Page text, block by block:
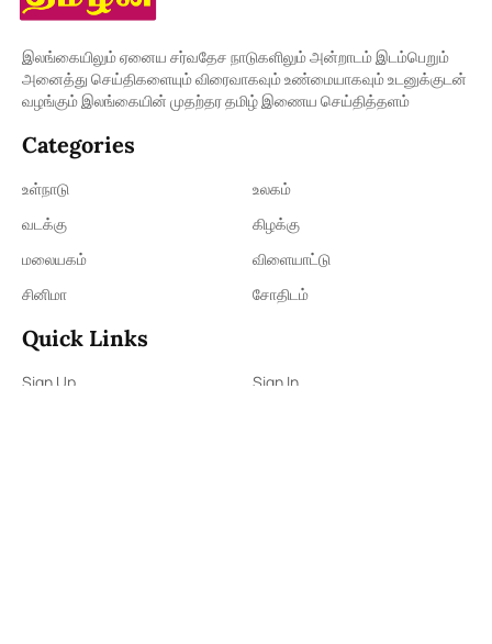
இலங்கையிலும் ஏனைய சர்வதேச நாடுகளிலும் அன்றாடம் இடம்பெறும்
அனைத்து செய்திகளையும் விரைவாகவும் உண்மையாகவும் உடனுக்குடன்
வழங்கும் இலங்கையின் முதற்தர தமிழ் இணைய செய்தித்தளம்
Categories
உள்நாடு
உலகம்
வடக்கு
கிழக்கு
மலையகம்
விளையாட்டு
சினிமா
சோதிடம்
Quick Links
Sign Up
Sign In